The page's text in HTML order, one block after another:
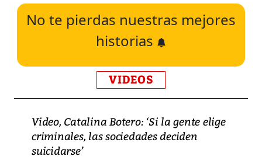
No te pierdas nuestras mejores
historias
VIDEOS
Video, Catalina Botero: ‘Si la gente elige
criminales, las sociedades deciden
suicidarse’